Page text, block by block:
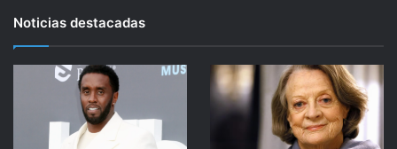
Noticias destacadas